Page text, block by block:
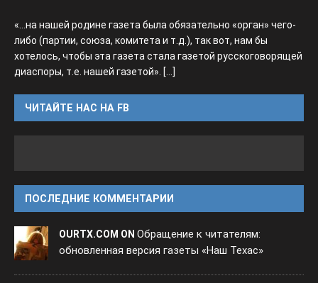
«...на нашей родине газета была обязательно «орган» чего-
либо (партии, союза, комитета и т.д.), так вот, нам бы
хотелось, чтобы эта газета стала газетой русскоговорящей
диаспоры, т.е. нашей газетой». [...]
ЧИТАЙТЕ НАС НА FB
ПОСЛЕДНИЕ КОММЕНТАРИИ
OURTX.COM ON Обращение к читателям:
обновленная версия газеты «Наш Техас»